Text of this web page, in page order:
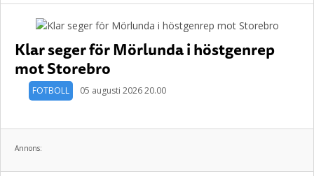
Klar seger för Mörlunda i höstgenrep
mot Storebro
FOTBOLL 05 augusti 2026 20.00
Annons: